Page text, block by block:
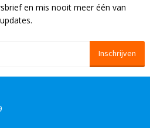
en mis nooit meer één van